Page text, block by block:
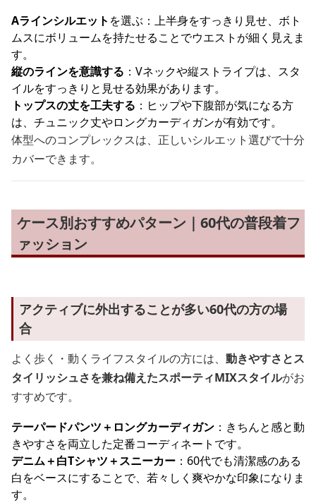
Aラインシルエット を選ぶ：上半身をすっきり見せ、ボト
ムスにボリュームを持たせることでウエストが細く見えま
す。
縦のラインを意識する ：Vネックや縦ストライプは、スタ
イルをすっきりと見せる効果があります。
トップスの丈を工夫する ：ヒップや下腹部が気になる方
は、チュニック丈やロングカーディガンが有効です。
体型へのコンプレックスは、正しいシルエット選びで十分
カバーできます。
ケース別おすすめパターン｜60代の普段着フ
ァッション
アクティブに外出することが多い60代の方の場
合
よく歩く・動くライフスタイルの方には、 動きやすさとス
タイリッシュさを兼ね備えたスポーティMIXスタイルがお
すすめです。
テーパードパンツ＋ロングカーディガン ：きちんと感と動
きやすさを両立した定番コーディネートです。
デニム＋白Tシャツ＋スニーカー ：60代でも清潔感のある
白をベースにすることで、若々しく爽やかな印象になりま
す。